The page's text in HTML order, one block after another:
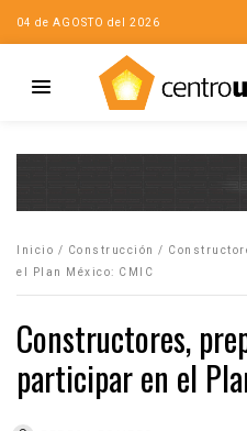
04 de AGOSTO del 2026
Inicio / Construcción /
el Plan México: CMIC
Constructores,
participar en el